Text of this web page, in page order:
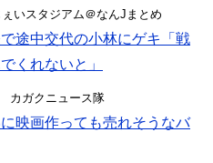
いスタジアム＠なんJまとめ
途中交代の小林にゲキ「戦
くれないと」
カガクニュース隊
映画作っても売れそうなバ